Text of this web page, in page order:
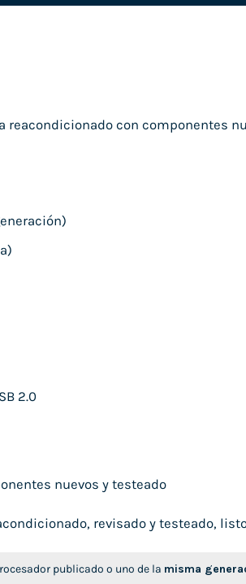
reacondicionado con componentes
2.0
nuevos y testeado
revisado y testeado,
publicado o uno de la misma